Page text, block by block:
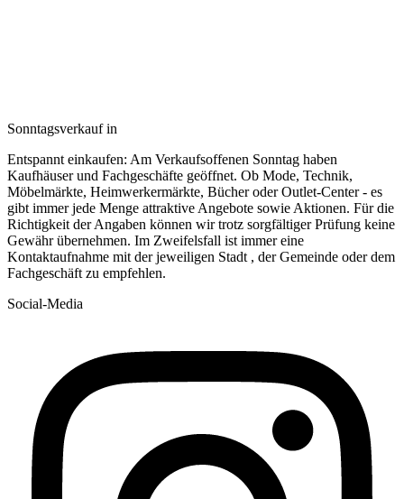
Sonntagsverkauf in
Entspannt einkaufen: Am Verkaufsoffenen Sonntag haben
Kaufhäuser und Fachgeschäfte geöffnet. Ob Mode, Technik,
Möbelmärkte, Heimwerkermärkte, Bücher oder Outlet-Center - es
gibt immer jede Menge attraktive Angebote sowie Aktionen. Für die
Richtigkeit der Angaben können wir trotz sorgfältiger Prüfung keine
Gewähr übernehmen. Im Zweifelsfall ist immer eine
Kontaktaufnahme mit der jeweiligen Stadt , der Gemeinde oder dem
Fachgeschäft zu empfehlen.
Social-Media